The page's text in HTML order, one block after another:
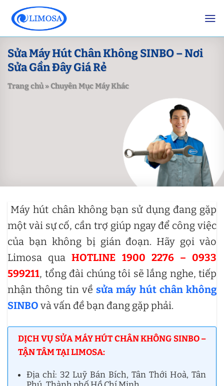
content
Sửa Máy Hút Chân Không SINBO – Nơi
Sửa Gần Đây Giá Rẻ
Trang chủ»Chuyên Mục Máy Khác
Máy hút chân không bạn sử dụng đang gặp
một vài sự cố, cần trợ giúp ngay để công việc
của bạn không bị gián đoạn. Hãy gọi vào
Limosa quaHOTLINE 1900 2276 – 0933
599211, tổng đài chúng tôi sẽ lắng nghe, tiếp
nhận thông tin về sửa máy hút chân không
SINBO và vấn đề bạn đang gặp phải.
DỊCH VỤ SỬA MÁY HÚT CHÂN KHÔNG SINBO –
TẬN TÂM TẠI LIMOSA:
Địa chỉ: 32 Luỹ Bán Bích, Tân Thới Hoà, Tân